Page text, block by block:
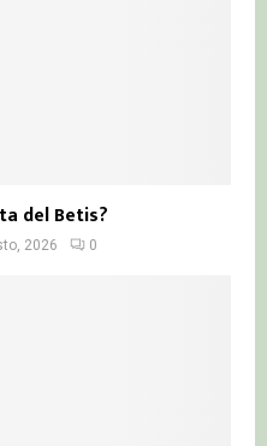
del Betis?
2026 0